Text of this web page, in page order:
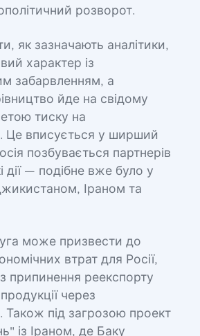
розворот.
як зазначають аналітики,
характер із
забарвленням, а
йде на свідому
тиску на
Це вписується у ширший
позбувається партнерів
дії — подібне вже було у
Іраном та
може призвести до
втрат для Росії,
припинення реекспорту
через
під загрозою проект
із Іраном, де Баку